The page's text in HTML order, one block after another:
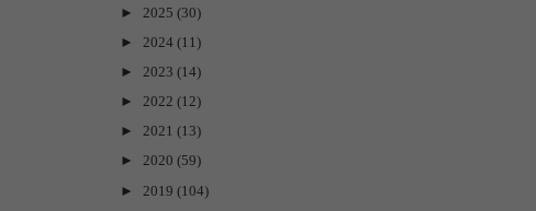
► 2025 (30)
► 2024 (11)
► 2023 (14)
► 2022 (12)
► 2021 (13)
► 2020 (59)
► 2019 (104)